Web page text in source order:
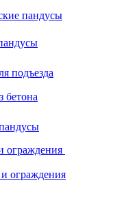
пандусы
подъезда
бетона
ограждения
ограждения